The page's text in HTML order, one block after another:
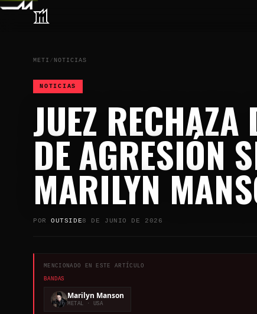
METI / NOTICIAS
NOTICIAS
JUEZ
DE AGRESIÓN
MARILYN
POR OUTSIDE8 DE JUNIO DE 2026
MENCIONADO EN ESTE ARTÍCULO
BANDAS
Marilyn Manson
METAL · USA